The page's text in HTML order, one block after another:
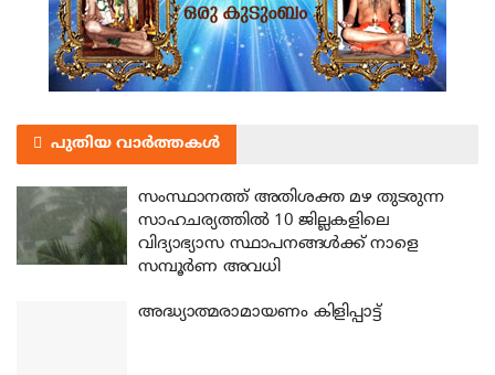
പുതിയ വാർത്തകൾ
സംസ്ഥാനത്ത് അതിശക്ത മഴ തുടരുന്ന
സാഹചര്യത്തിൽ 10 ജില്ലകളിലെ
വിദ്യാഭ്യാസ സ്ഥാപനങ്ങൾക്ക് നാളെ
സമ്പൂർണ അവധി
അദ്ധ്യാത്മരാമായണം കിളിപ്പാട്ട്